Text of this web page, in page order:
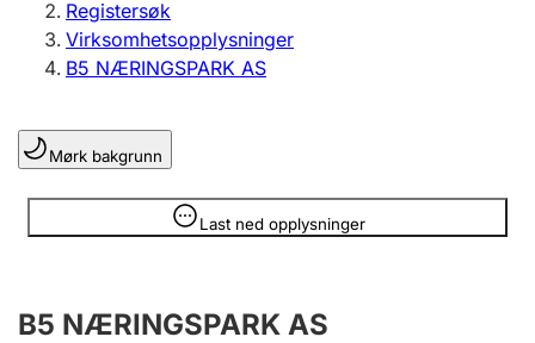
Enkeltpersonforetak
Registrere, endre, slette
Lag og forening
Registrere, endre, slette
Registersøk
Virksomhetsopplysninger
B5 NÆRINGSPARK AS
Mørk bakgrunn
Last ned opplysninger
Opplysninger er skjult
B5 NÆRINGSPARK AS